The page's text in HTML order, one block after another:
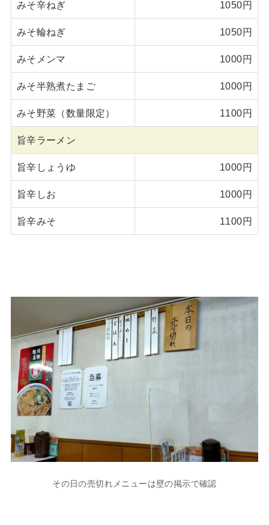
みそ辛ねぎ 1050円
みそ輪ねぎ 1050円
みそメンマ 1000円
みそ半熟煮たまご 1000円
みそ野菜（数量限定） 1100円
旨辛ラーメン
旨辛しょうゆ 1000円
旨辛しお 1000円
旨辛みそ 1100円
その日の売切れメニューは壁の掲示で確認